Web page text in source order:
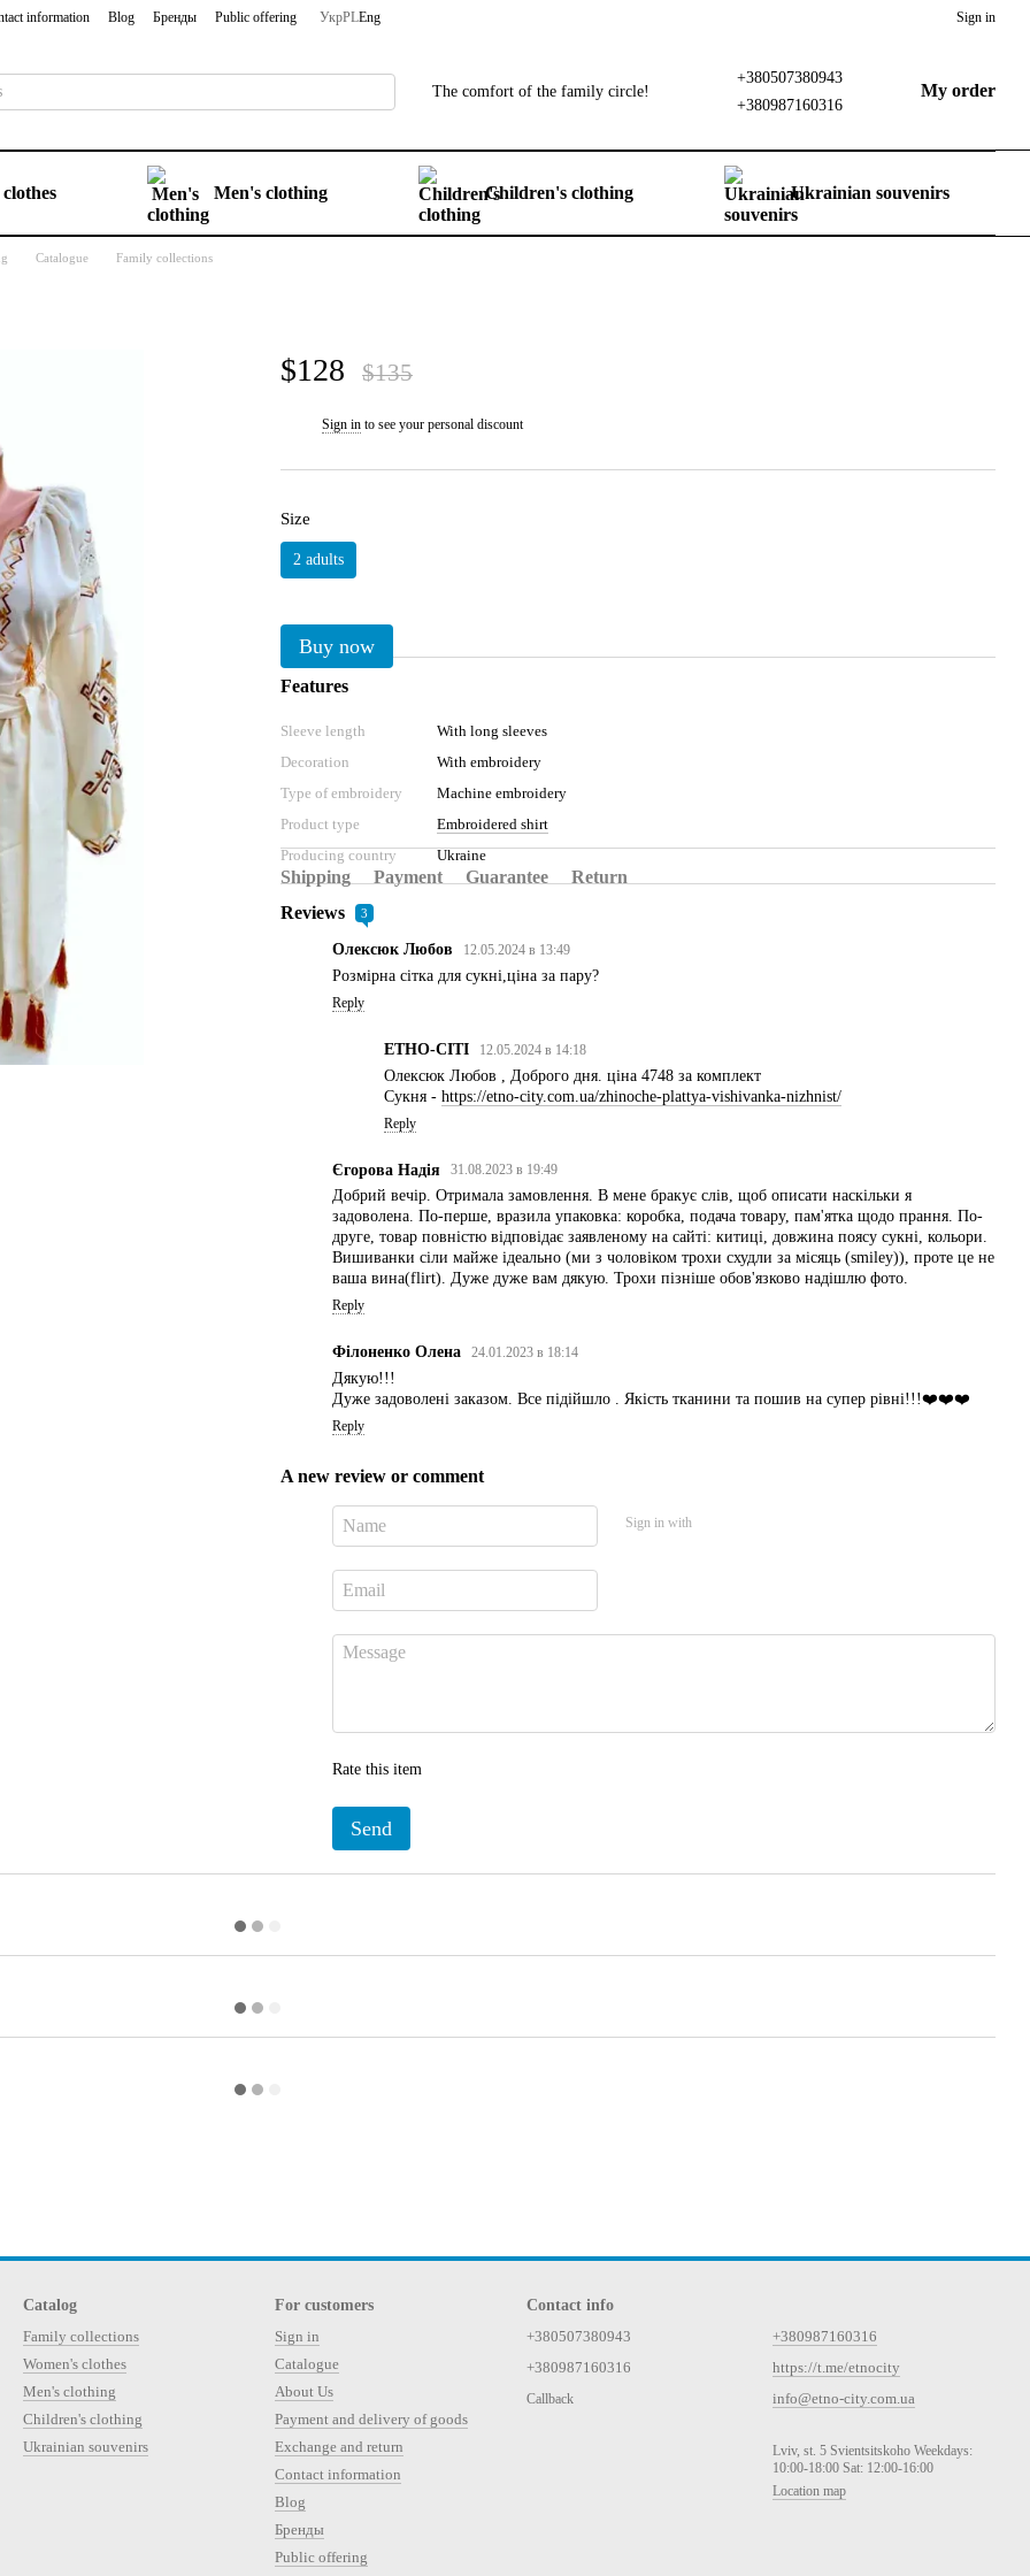
information Blog Бренды Public offering УкрPLEng Sign in
The comfort of the family circle!
+380507380943
+380987160316
My order
Men's clothing Children's clothing Ukrainian souvenirs
Catalogue Family collections
$128 $135
Sign in to see your personal discount
Size
2 adults
Buy now
Features
Sleeve length
With long sleeves
Decoration
With embroidery
Type of embroidery
Machine embroidery
Product type
Embroidered shirt
Producing country
Ukraine
Shipping Payment Guarantee
Return
Reviews
3
Олексюк Любов 12.05.2024 в 13:49
Розмірна сітка для сукні,ціна за пару?
Reply
ЕТНО-СІТІ 12.05.2024 в 14:18
Олексюк Любов , Доброго дня. ціна 4748 за комплект
Сукня - https://etno-city.com.ua/zhinoche-plattya-vishivanka-nizhnist/
Reply
Єгорова Надія 31.08.2023 в 19:49
Добрий вечір. Отримала замовлення. В мене бракує слів, щоб описати наскільки я
задоволена. По-перше, вразила упаковка: коробка, подача товару, пам'ятка щодо прання. По-
друге, товар повністю відповідає заявленому на сайті: китиці, довжина поясу сукні, кольори.
Вишиванки сіли майже ідеально (ми з чоловіком трохи схудли за місяць (smiley)), проте це не
ваша вина(flirt). Дуже дуже вам дякую. Трохи пізніше обов'язково надішлю фото.
Reply
Філоненко Олена 24.01.2023 в 18:14
Дякую!!!
Дуже задоволені заказом. Все підійшло . Якість тканини та пошив на супер рівні!!!❤️❤️❤️
Reply
A new review or comment
Sign in with
Rate this item
Send
Catalog
Family collections
Women's clothes
Men's clothing
Children's clothing
Ukrainian souvenirs
For customers
Sign in
Catalogue
About Us
Payment and delivery of goods
Exchange and return
Contact information
Blog
Бренды
Public offering
Contact info
+380507380943
+380987160316
Callback
+380987160316
https://t.me/etnocity
info@etno-city.com.ua
Lviv, st. 5 Svientsitskoho Weekdays:
10:00-18:00 Sat: 12:00-16:00
Location map